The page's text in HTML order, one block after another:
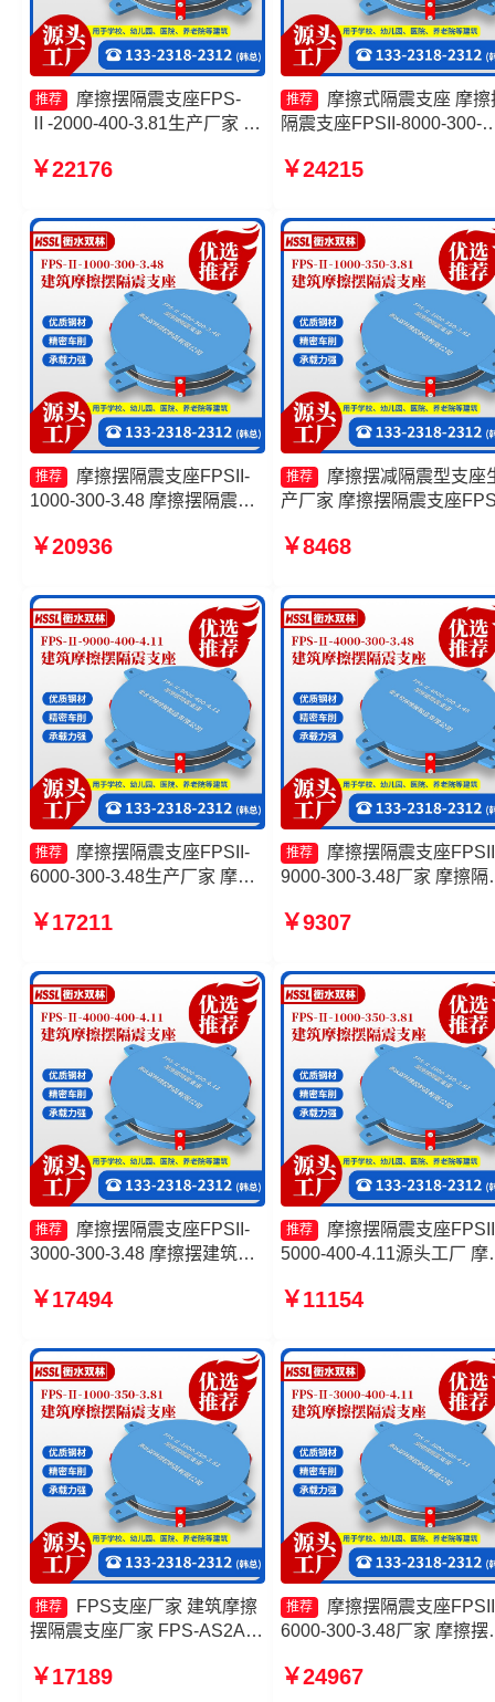
推荐
摩擦摆隔震支座FPS-
Ⅱ-2000-400-3.81生产厂家 摩
300-3.48 FPS隔震支座源头工
3000-300-3.48厂家
￥22176
推荐
摩擦式隔震支座 摩擦
隔震支座FPSII-8000-300-
座厂家 隔震支座FPS-
￥24215
推荐
摩擦摆隔震支座FPSII-
1000-300-3.48 摩擦摆隔震支
工厂 摩擦摆减隔震支座价格
￥20936
推荐
摩擦摆减隔震型支座
产厂家 摩擦摆隔震支座
摆隔震支座FPSII-10000-
FPSII-2000-350-3.81生产
家
￥8468
推荐
摩擦摆隔震支座FPSII-
6000-300-3.48生产厂家 摩擦
隔震支座FPS-Ⅱ-2000-500-
4000-350-3.81
￥17211
推荐
摩擦摆隔震支座
9000-300-3.48厂家 摩擦隔
座源头工厂 建筑摩擦隔震
￥9307
推荐
摩擦摆隔震支座FPSII-
3000-300-3.48 摩擦摆建筑隔
座FPS-Ⅱ-8000-200厂家 隔震
家
￥17494
推荐
摩擦摆隔震支座
5000-400-4.11源头工厂 摩
支座FPSII-2000-350-3.81
1000-300-3.48生产厂家
￥11154
推荐
FPS支座厂家 建筑摩擦
摆隔震支座厂家 FPS-AS2A隔
FPSII-5000-400-4.11源头工
￥17189
推荐
摩擦摆隔震支座
6000-300-3.48厂家 摩擦摆
生产厂家 建筑摩擦摆隔震
￥24967